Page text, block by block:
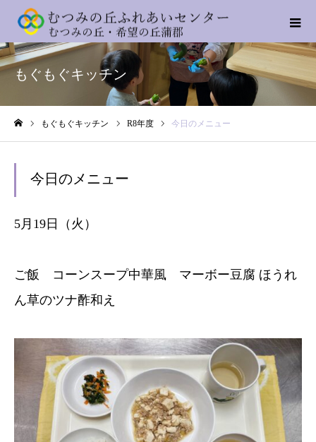
もぐもぐキッチン
もぐもぐキッチン R8年度 今日のメニュー
今日のメニュー
5月19日（火）
ご飯 コーンスープ中華風 マーボー豆腐 ほうれ
ん草のツナ酢和え